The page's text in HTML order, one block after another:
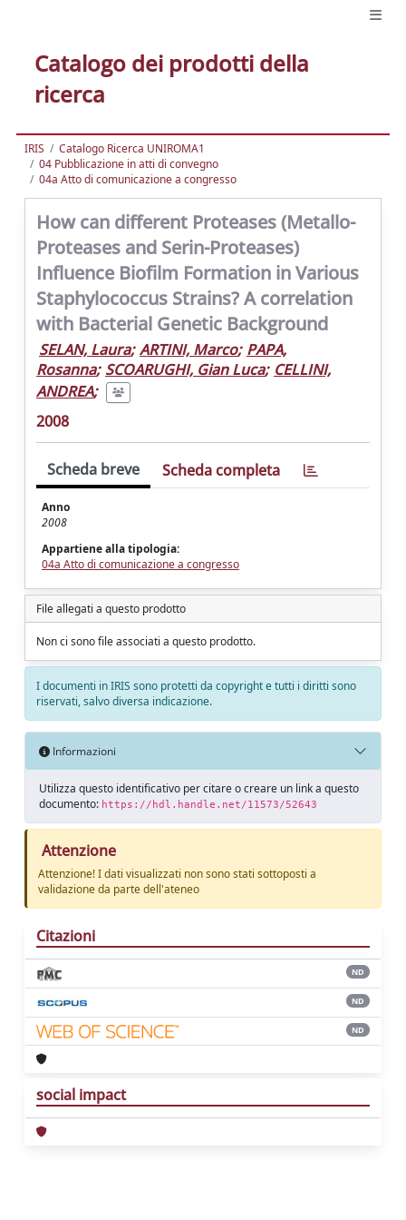
Catalogo dei prodotti della
ricerca
IRIS
Catalogo Ricerca UNIROMA1
04 Pubblicazione in atti di convegno
04a Atto di comunicazione a congresso
How can different Proteases (Metallo-
Proteases and Serin-Proteases)
Influence Biofilm Formation in Various
Staphylococcus Strains? A correlation
with Bacterial Genetic Background
SELAN, Laura; ARTINI, Marco; PAPA,
Rosanna; SCOARUGHI, Gian Luca; CELLINI,
ANDREA;
2008
Scheda breve Scheda completa
Anno
2008
Appartiene alla tipologia:
04a Atto di comunicazione a congresso
File allegati a questo prodotto
Non ci sono file associati a questo prodotto.
I documenti in IRIS sono protetti da copyright e tutti i diritti sono
riservati, salvo diversa indicazione.
Informazioni
Utilizza questo identificativo per citare o creare un link a questo
documento: https://hdl.handle.net/11573/52643
Attenzione
Attenzione! I dati visualizzati non sono stati sottoposti a
validazione da parte dell'ateneo
Citazioni
ND
ND
ND
social impact